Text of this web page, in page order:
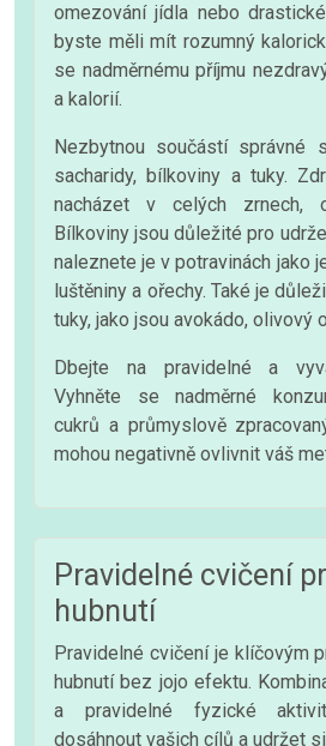
omezování jídla nebo
byste měli mít rozumný
se nadměrnému příjmu
a kalorií.
Nezbytnou součástí správné
sacharidy, bílkoviny a tuky.
nacházet v celých zrnech,
Bílkoviny jsou důležité pro
naleznete je v potravinách jako
luštěniny a ořechy. Také je
tuky, jako jsou avokádo, olivový
Dbejte na pravidelné a
Vyhněte se nadměrné
cukrů a průmyslově
mohou negativně ovlivnit váš
Pravidelné cvičení
hubnutí
Pravidelné cvičení je klíčovým
hubnutí bez jojo efektu.
a pravidelné fyzické
dosáhnout vašich cílů a udržet